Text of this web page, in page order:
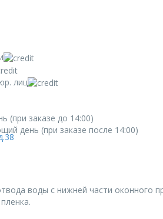
лиц
(при заказе до 14:00)
день (при заказе после 14:00)
воды с нижней части оконного